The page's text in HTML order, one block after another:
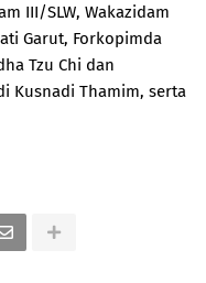
III/SLW, Wakazidam
Garut, Forkopimda
Tzu Chi dan
Kusnadi Thamim, serta